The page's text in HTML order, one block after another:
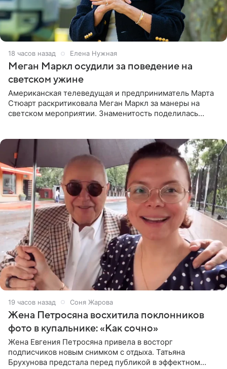
18 часов назад Елена Нужная
Меган Маркл осудили за поведение на
светском ужине
Американская телеведущая и предприниматель Марта
Стюарт раскритиковала Меган Маркл за манеры на
светском мероприятии. Знаменитость поделилась
19 часов назад Соня Жарова
Жена Петросяна восхитила поклонников
фото в купальнике: «Как сочно»
Жена Евгения Петросяна привела в восторг
подписчиков новым снимком с отдыха. Татьяна
Брухунова предстала перед публикой в эффектном